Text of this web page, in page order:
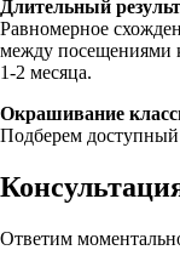
Длительный
Равномерное
между посещениями
1-2 месяца.
Окрашивание
Подберем доступный
Ответим